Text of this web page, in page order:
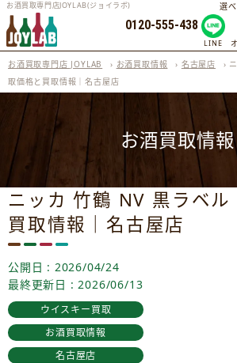
お酒買取専門店JOYLAB(ジョイラボ)
0120-555-438
選
LINE
お酒買取専門店 JOYLAB › お酒買取情報 › 名古屋店 ›
取価格と買取情報｜名古屋店
お酒買取情報
ニッカ 竹鶴 NV 黒ラベル
買取情報｜名古屋店
公開日 : 2026/04/24
最終更新日 : 2026/06/13
ウイスキー買取
お酒買取情報
名古屋店